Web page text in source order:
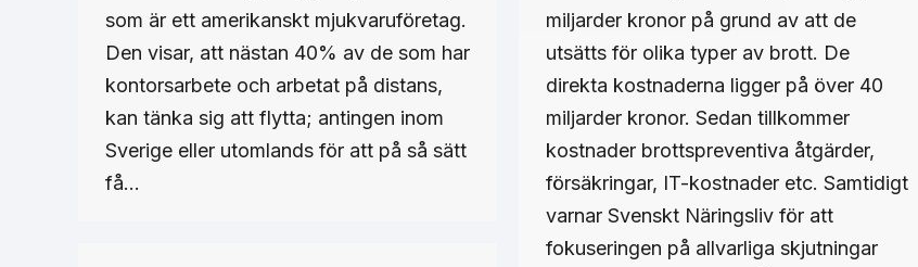
som är ett amerikanskt mjukvaruföretag.
Den visar, att nästan 40% av de som har
kontorsarbete och arbetat på distans,
kan tänka sig att flytta; antingen inom
Sverige eller utomlands för att på så sätt
få…
miljarder kronor på grund av att de
utsätts för olika typer av brott. De
direkta kostnaderna ligger på över 40
miljarder kronor. Sedan tillkommer
kostnader brottspreventiva åtgärder,
försäkringar, IT-kostnader etc. Samtidigt
varnar Svenskt Näringsliv för att
fokuseringen på allvarliga skjutningar